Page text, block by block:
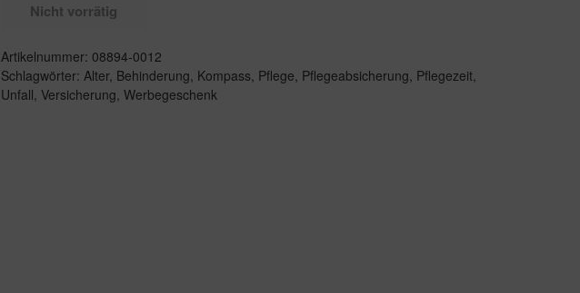
Nicht vorrätig
Artikelnummer: 08894-0012
Schlagwörter: Alter, Behinderung, Kompass, Pflege, Pflegeabsicherung, Pflegezeit,
Unfall, Versicherung, Werbegeschenk